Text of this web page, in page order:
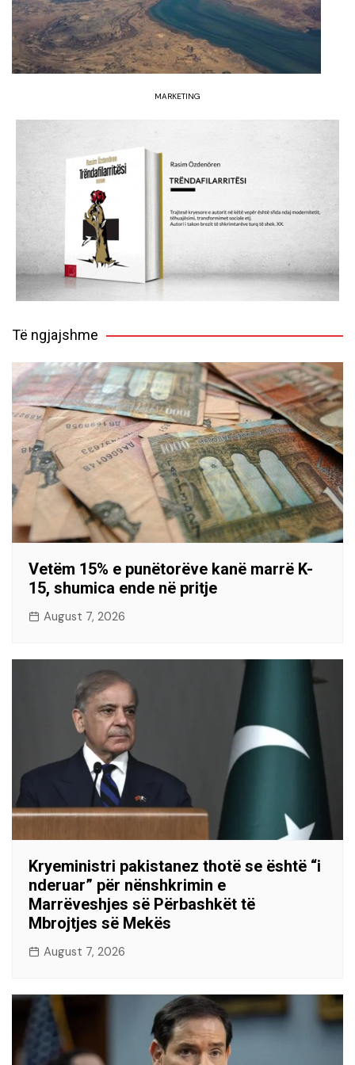
MARKETING
Të ngjajshme
Vetëm 15% e punëtorëve kanë marrë K-
15, shumica ende në pritje
August 7, 2026
Kryeministri pakistanez thotë se është “i
nderuar” për nënshkrimin e
Marrëveshjes së Përbashkët të
Mbrojtjes së Mekës
August 7, 2026